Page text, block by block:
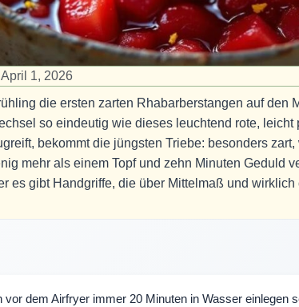
April 1, 2026
die ersten zarten Rhabarberstangen auf den
so eindeutig wie dieses leuchtend rote, leicht
bekommt die jüngsten Triebe: besonders
mehr als einem Topf und zehn Minuten Geduld
es gibt Handgriffe, die über Mittelmaß und
vor dem Airfryer immer 20 Minuten in Wasser einlegen